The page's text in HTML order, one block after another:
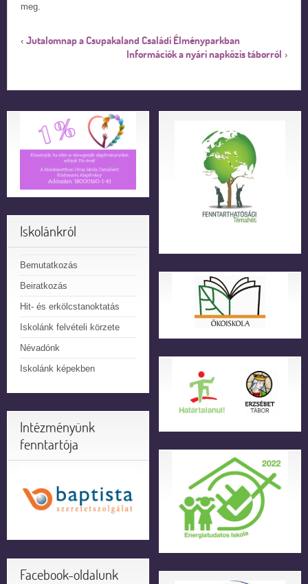
meg.
‹ Jutalomnap a Csupakaland Családi Élményparkban
Információk a nyári napközis táborról ›
Iskolánkról
Bemutatkozás
Beiratkozás
Hit- és erkölcstanoktatás
Iskolánk felvételi körzete
Névadónk
Iskolánk képekben
Intézményünk
fenntartója
Facebook-oldalunk